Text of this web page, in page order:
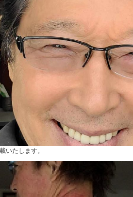
いたします。